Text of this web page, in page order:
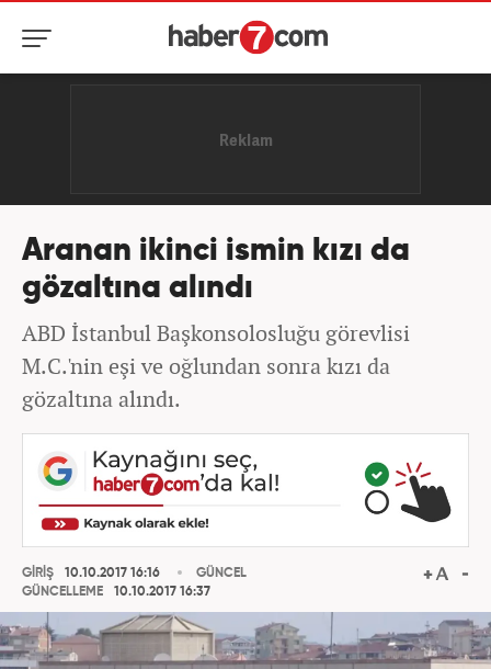
Aranan ikinci ismin kızı da
gözaltına alındı
ABD İstanbul Başkonsolosluğu görevlisi
M.C.'nin eşi ve oğlundan sonra kızı da
gözaltına alındı.
GİRİŞ
10.10.2017 16:16
GÜNCELLEME
10.10.2017 16:37
GÜNCEL